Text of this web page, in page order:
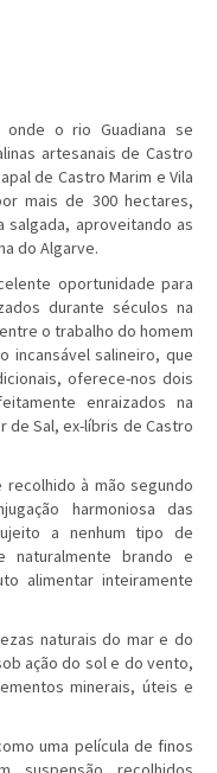
o rio Guadiana se
artesanais de Castro
de Castro Marim e Vila
mais de 300 hectares,
salgada, aproveitando as
do Algarve.
oportunidade para
durante séculos na
o trabalho do homem
incansável salineiro, que
oferece-nos dois
enraizados na
de Sal, ex-líbris de Castro
recolhido à mão segundo
harmoniosa das
a nenhum tipo de
naturalmente brando e
alimentar inteiramente
naturais do mar e do
ação do sol e do vento,
minerais, úteis e
uma película de finos